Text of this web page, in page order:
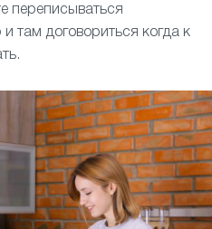
переписываться
там договориться когда к